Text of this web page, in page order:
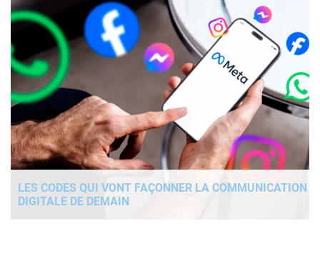
LES CODES QUI VONT FAÇONNER LA COMMUNICATION
DIGITALE DE DEMAIN